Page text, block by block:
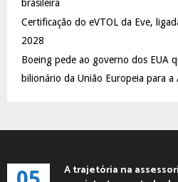
brasileira
Certificação do eVTOL da Eve,
2028
Boeing pede ao governo dos EUA
bilionário da União Europeia para a
A trajetória na